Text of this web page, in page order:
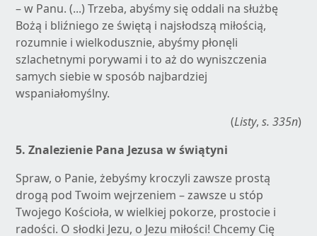
– w Panu. (...) Trzeba, abyśmy się oddali na służbę
Bożą i bliźniego ze świętą i najsłodszą miłością,
rozumnie i wielkodusznie, abyśmy płonęli
szlachetnymi porywami i to aż do wyniszczenia
samych siebie w sposób najbardziej
wspaniałomyślny.
(Listy, s. 335n)
5. Znalezienie Pana Jezusa w świątyni
Spraw, o Panie, żebyśmy kroczyli zawsze prostą
drogą pod Twoim wejrzeniem – zawsze u stóp
Twojego Kościoła, w wielkiej pokorze, prostocie i
radości. O słodki Jezu, o Jezu miłości! Chcemy Cię